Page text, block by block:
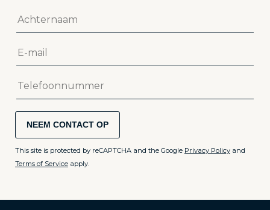
NEEM CONTACT OP
This site is protected by reCAPTCHA and the Google Privacy Policy and
Terms of Service apply.